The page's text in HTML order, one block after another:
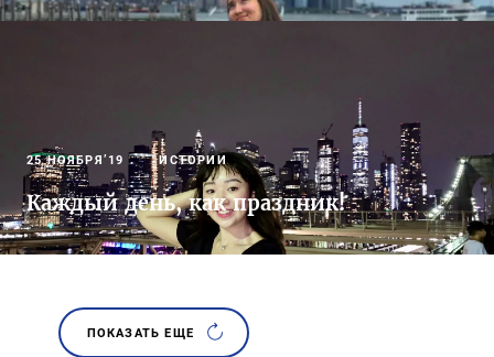
25 НОЯБРЯ’19 ИСТОРИИ
Каждый день, как праздник!
ПОКАЗАТЬ ЕЩЕ